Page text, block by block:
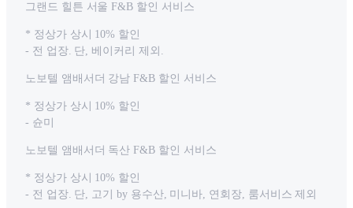
그랜드 힐튼 서울 F&B 할인 서비스
* 정상가 상시 10% 할인
- 전 업장. 단, 베이커리 제외.
노보텔 앰배서더 강남 F&B 할인 서비스
* 정상가 상시 10% 할인
- 슌미
노보텔 앰배서더 독산 F&B 할인 서비스
* 정상가 상시 10% 할인
- 전 업장. 단, 고기 by 용수산, 미니바, 연회장, 룸서비스 제외